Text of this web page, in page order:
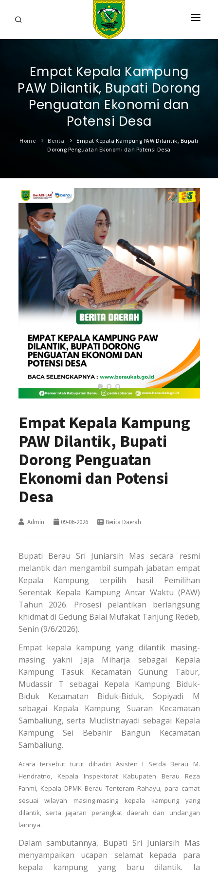
PROFIL
INFORMASI
LAYANAN
SARANA & PRASARANA
DATA TERBUKA
BERITA
Empat Kepala Kampung
PAW Dilantik, Bupati Dorong
Penguatan Ekonomi dan
Potensi Desa
Home Berita
Empat Kepala Kampung PAW Dilantik, Bupati
Dorong Penguatan Ekonomi dan Potensi Desa
Empat Kepala Kampung
PAW Dilantik, Bupati
Dorong Penguatan
Ekonomi dan Potensi
Desa
Admin 09-06-2026 Berita Daerah
Bupati Berau Sri Juniarsih Mas secara resmi
melantik dan mengambil sumpah jabatan empat
Kepala Kampung terpilih hasil Pemilihan
Serentak Kepala Kampung Antar Waktu (PAW)
Tahun 2026. Prosesi pelantikan berlangsung
khidmat di Gedung Balai Mufakat Tanjung Redeb,
Senin (9/6/2026).
Empat kepala kampung yang dilantik masing-
masing yakni Jaja Miharja sebagai Kepala
Kampung Tasuk Kecamatan Gunung Tabur,
Mudassir T sebagai Kepala Kampung Biduk-
Biduk Kecamatan Biduk-Biduk, Sopiyadi M
sebagai Kepala Kampung Suaran Kecamatan
Sambaliung, serta Muclistriayadi sebagai Kepala
Kampung Sei Bebanir Bangun Kecamatan
Sambaliung.
Acara tersebut turut dihadiri Asisten I Setda Berau M.
Hendratno, Kepala Inspektorat Kabupaten Berau Reza
Fahmi, Kepala DPMK Berau Tenteram Rahayu, para camat
sesuai wilayah masing-masing kepala kampung yang
dilantik, serta jajaran perangkat daerah dan undangan
lainnya.
Dalam sambutannya, Bupati Sri Juniarsih Mas
menyampaikan ucapan selamat kepada para
kepala kampung yang baru dilantik. Ia